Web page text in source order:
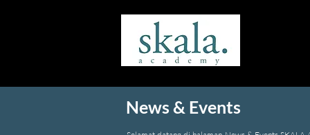
News & Events